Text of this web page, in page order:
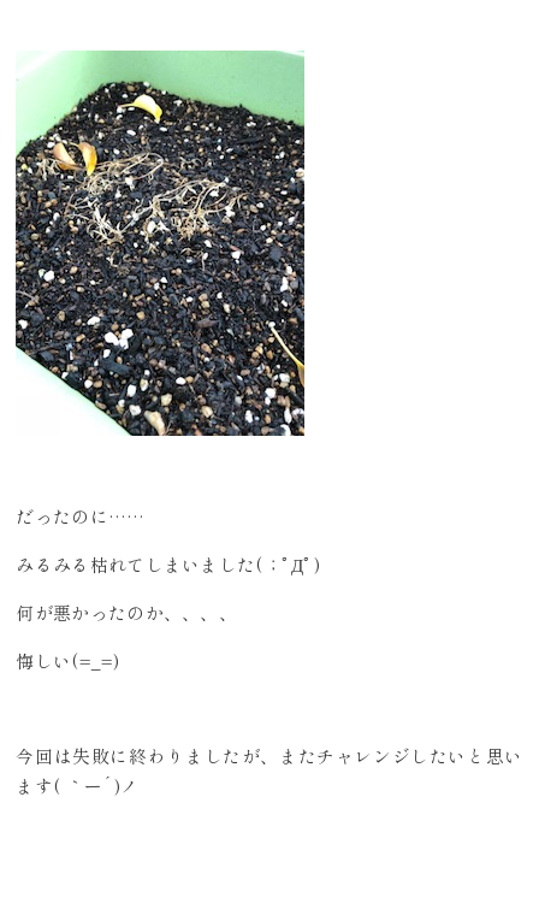
だったのに……
みるみる枯れてしまいました(；ﾟДﾟ)
何が悪かったのか、、、、
悔しい(=_=)
今回は失敗に終わりましたが、またチャレンジしたいと思い
ます( ｀ー´)ノ